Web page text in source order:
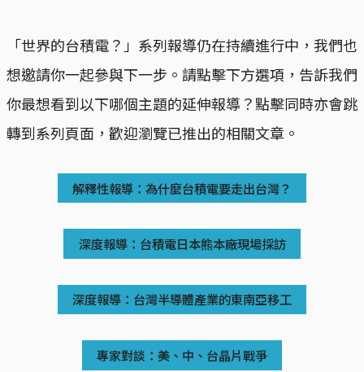
「世界的台積電？」系列報導仍在持續進行中，我們也
想邀請你一起參與下一步。請點擊下方選項，告訴我們
你最想看到以下哪個主題的延伸報導？點擊同時亦會跳
轉到系列頁面，歡迎瀏覽已推出的相關文章。
解釋性報導：為什麼台積電要走出台灣？
深度報導：台積電日本熊本廠現場採訪
深度報導：台灣半導體產業的東南亞移工
專家對談：美、中、台晶片戰爭